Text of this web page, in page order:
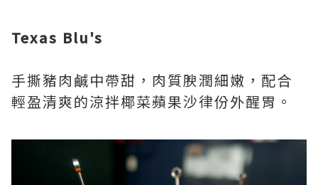
Texas Blu's
手撕豬肉鹹中帶甜，肉質腴潤細嫩，配合
輕盈清爽的涼拌椰菜蘋果沙律份外醒胃。